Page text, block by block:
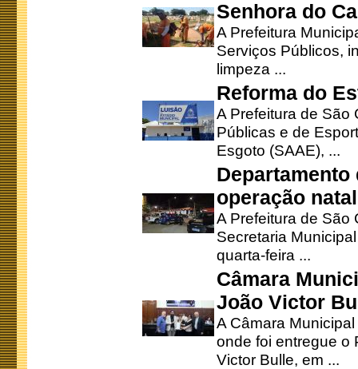
Senhora do
A Prefeitura
Serviços Públicos,
limpeza ...
Reforma do
A Prefeitura de São
Públicas e de
Esgoto (SAAE), ...
operação
A Prefeitura de São
Secretaria
quarta-feira ...
Câmara
João Victor
A Câmara
onde foi entregue o
Victor Bulle, em ...